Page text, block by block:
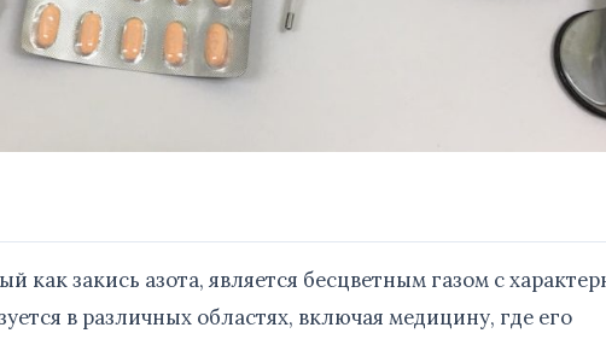
как закись азота, является бесцветным газом с
в различных областях, включая медицину, где его